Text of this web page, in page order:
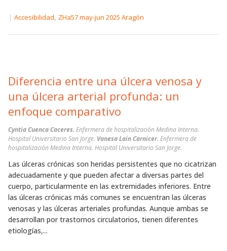
| Accesibilidad, ZHa57 may-jun 2025 Aragón
Diferencia entre una úlcera venosa y
una úlcera arterial profunda: un
enfoque comparativo
Cyntia Cuenca Caceres. Enfermera de hospitalización Medina Interna.
Hospital Universitario San Jorge. Vanesa Lain Carnicer. Enfermera de
hospitalización Medina Interna. Hospital Universitario San Jorge.
Las úlceras crónicas son heridas persistentes que no cicatrizan
adecuadamente y que pueden afectar a diversas partes del
cuerpo, particularmente en las extremidades inferiores. Entre
las úlceras crónicas más comunes se encuentran las úlceras
venosas y las úlceras arteriales profundas. Aunque ambas se
desarrollan por trastornos circulatorios, tienen diferentes
etiologías,...